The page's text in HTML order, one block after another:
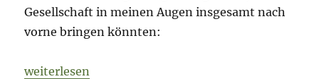
Gesellschaft in meinen Augen insgesamt nach
vorne bringen könnten:
„Morning Briefing – 21. Mai 2021 – Gesellschaft –
weiterlesen